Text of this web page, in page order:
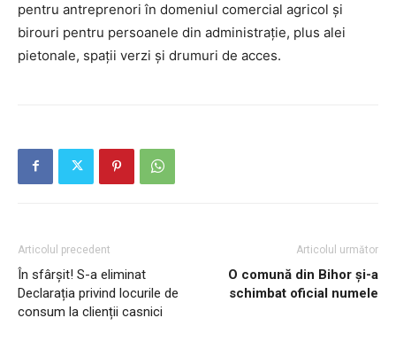
pentru antreprenori în domeniul comercial agricol și
birouri pentru persoanele din administrație, plus alei
pietonale, spații verzi și drumuri de acces.
Articolul precedent
În sfârșit! S-a eliminat
Declarația privind locurile de
consum la clienții casnici
Articolul următor
O comună din Bihor și-a
schimbat oficial numele